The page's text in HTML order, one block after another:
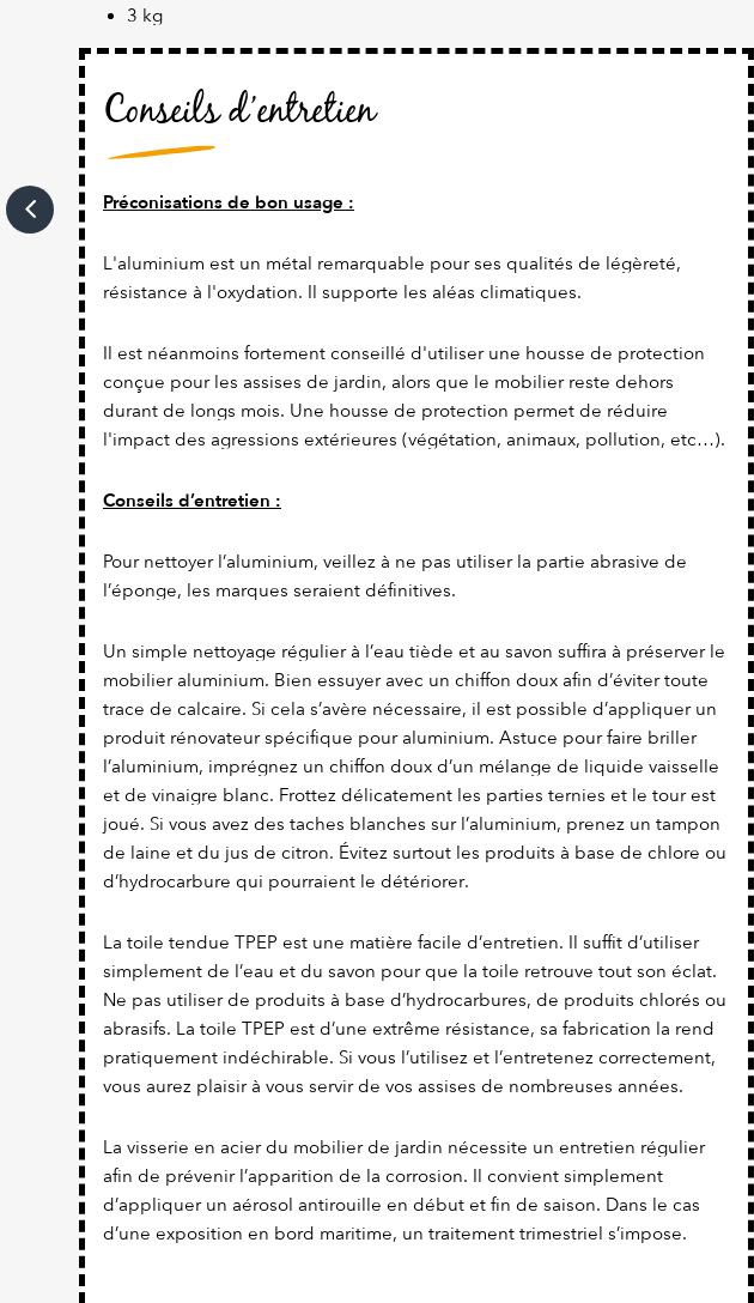
3 kg
Conseils d’entretien
Préconisations de bon usage :
L'aluminium est un métal remarquable pour ses qualités de légèreté,
résistance à l'oxydation. Il supporte les aléas climatiques.
Il est néanmoins fortement conseillé d'utiliser une housse de protection
conçue pour les assises de jardin, alors que le mobilier reste dehors
durant de longs mois. Une housse de protection permet de réduire
l'impact des agressions extérieures (végétation, animaux, pollution, etc…).
Conseils d’entretien :
Pour nettoyer l’aluminium, veillez à ne pas utiliser la partie abrasive de
l’éponge, les marques seraient définitives.
Un simple nettoyage régulier à l’eau tiède et au savon suffira à préserver le
mobilier aluminium. Bien essuyer avec un chiffon doux afin d’éviter toute
trace de calcaire. Si cela s’avère nécessaire, il est possible d’appliquer un
produit rénovateur spécifique pour aluminium. Astuce pour faire briller
l’aluminium, imprégnez un chiffon doux d’un mélange de liquide vaisselle
et de vinaigre blanc. Frottez délicatement les parties ternies et le tour est
joué. Si vous avez des taches blanches sur l’aluminium, prenez un tampon
de laine et du jus de citron. Évitez surtout les produits à base de chlore ou
d’hydrocarbure qui pourraient le détériorer.
La toile tendue TPEP est une matière facile d’entretien. Il suffit d’utiliser
simplement de l’eau et du savon pour que la toile retrouve tout son éclat.
Ne pas utiliser de produits à base d’hydrocarbures, de produits chlorés ou
abrasifs. La toile TPEP est d’une extrême résistance, sa fabrication la rend
pratiquement indéchirable. Si vous l’utilisez et l’entretenez correctement,
vous aurez plaisir à vous servir de vos assises de nombreuses années.
La visserie en acier du mobilier de jardin nécessite un entretien régulier
afin de prévenir l’apparition de la corrosion. Il convient simplement
d’appliquer un aérosol antirouille en début et fin de saison. Dans le cas
d’une exposition en bord maritime, un traitement trimestriel s’impose.